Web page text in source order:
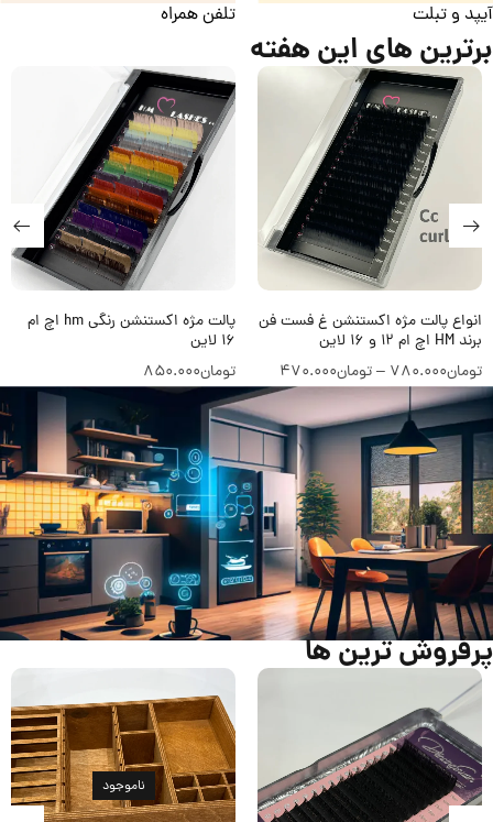
تلفن همراه ساعت هوشمند
برترین های این هفته
پالت مژه اکستنشن رنگی hm اچ ام
16 لاین
تومان850.000
پالت مژه اکستنشن میکس ALPHA
LASH آلفا لش 20 لاین
تومان1.050.000
پرفروش ترین ها
ناموجود ناموجود